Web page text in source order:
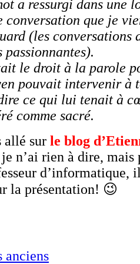
a ressurgi dans une
conversation que je
(les conversations
le droit à la parole
pouvait intervenir à
ce qui lui tenait à
comme sacré.
allé sur le blog
n’ai rien à dire, mais
d’informatique,
la présentation! 😉
anciens